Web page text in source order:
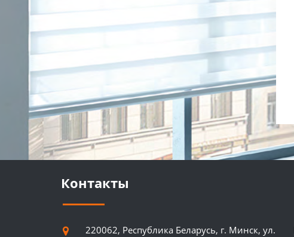
Контакты
220062, Республика Беларусь, г. Минск, ул.